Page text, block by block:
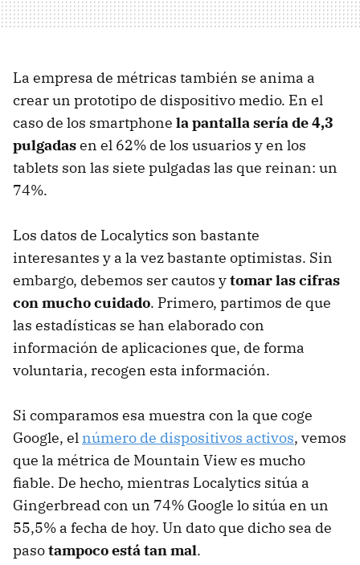
La empresa de métricas también se anima a
crear un prototipo de dispositivo medio. En el
caso de los smartphone la pantalla sería de 4,3
pulgadasen el 62% de los usuarios y en los
tablets son las siete pulgadas las que reinan: un
74%.
Los datos de Localytics son bastante
interesantes y a la vez bastante optimistas. Sin
embargo, debemos ser cautos ytomar las cifras
con mucho cuidado. Primero, partimos de que
las estadísticas se han elaborado con
información de aplicaciones que, de forma
voluntaria, recogen esta información.
Si comparamos esa muestra con la que coge
Google, el número de dispositivos activos, vemos
que la métrica de Mountain View es mucho
fiable. De hecho, mientras Localytics sitúa a
Gingerbread con un 74% Google lo sitúa en un
55,5% a fecha de hoy. Un dato que dicho sea de
pasotampoco está tan mal.